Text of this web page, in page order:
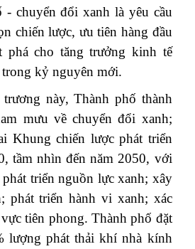
- chuyển đổi xanh là yêu cầu
chiến lược, ưu tiên hàng đầu
cho tăng trưởng kinh tế
kỷ nguyên mới.
này, Thành phố thành
mưu về chuyển đổi xanh;
Khung chiến lược phát triển
tầm nhìn đến năm 2050, với
triển nguồn lực xanh; xây
phát triển hành vi xanh; xác
tiên phong. Thành phố đặt
lượng phát thải khí nhà kính